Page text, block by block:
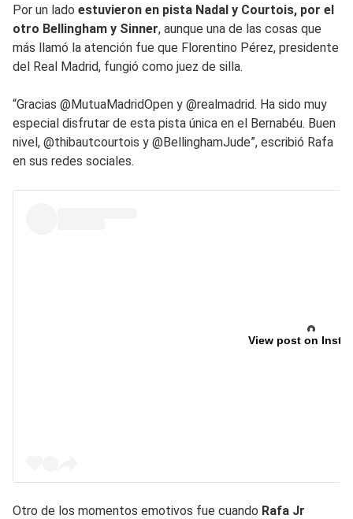
Por un lado estuvieron en pista Nadal y Courtois, por el
otro Bellingham y Sinner, aunque una de las cosas que
más llamó la atención fue que Florentino Pérez, presidente
del Real Madrid, fungió como juez de silla.
“Gracias @MutuaMadridOpen y @realmadrid. Ha sido muy
especial disfrutar de esta pista única en el Bernabéu. Buen
nivel, @thibautcourtois y @BellinghamJude”, escribió Rafa
en sus redes sociales.
View post on
Otro de los momentos emotivos fue cuando Rafa Jr